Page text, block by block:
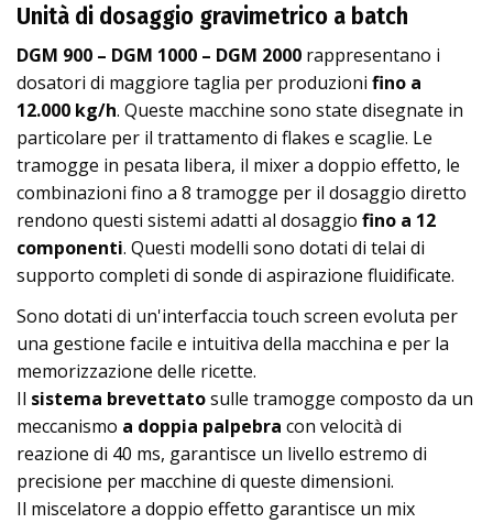
Unità di dosaggio gravimetrico a batch
DGM 900 – DGM 1000 – DGM 2000 rappresentano i
dosatori di maggiore taglia per produzioni fino a
12.000 kg/h. Queste macchine sono state disegnate in
particolare per il trattamento di flakes e scaglie. Le
tramogge in pesata libera, il mixer a doppio effetto, le
combinazioni fino a 8 tramogge per il dosaggio diretto
rendono questi sistemi adatti al dosaggio fino a 12
componenti. Questi modelli sono dotati di telai di
supporto completi di sonde di aspirazione fluidificate.
Sono dotati di un'interfaccia touch screen evoluta per
una gestione facile e intuitiva della macchina e per la
memorizzazione delle ricette.
Il sistema brevettatosulle tramogge composto da un
meccanismo a doppia palpebra con velocità di
reazione di 40 ms, garantisce un livello estremo di
precisione per macchine di queste dimensioni.
Il miscelatore a doppio effetto garantisce un mix